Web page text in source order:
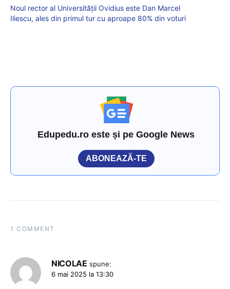
Noul rector al Universității Ovidius este Dan Marcel
Iliescu, ales din primul tur cu aproape 80% din voturi
Edupedu.ro este și pe Google News
ABONEAZĂ-TE
1 COMMENT
NICOLAE spune:
6 mai 2025 la 13:30